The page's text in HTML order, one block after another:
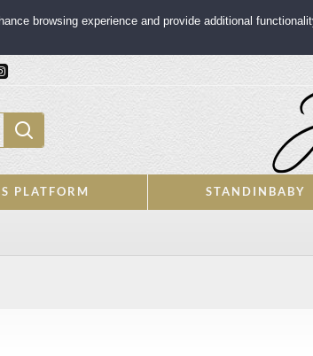
PLATFORM STANDINBABY
browsing experience and provide additional